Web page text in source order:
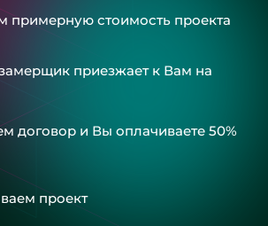
примерную стоимость проекта
приезжает к Вам на
договор и Вы оплачиваете 50%
проект